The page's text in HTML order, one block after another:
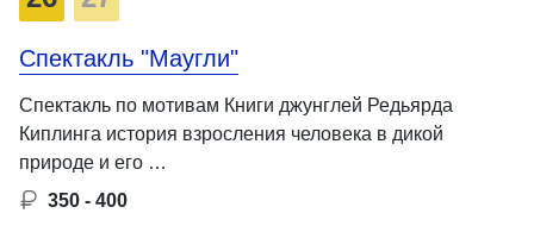
Спектакль "Маугли"
Спектакль по мотивам Книги джунглей Редьярда
Киплинга история взросления человека в дикой
природе и его …
350 - 400